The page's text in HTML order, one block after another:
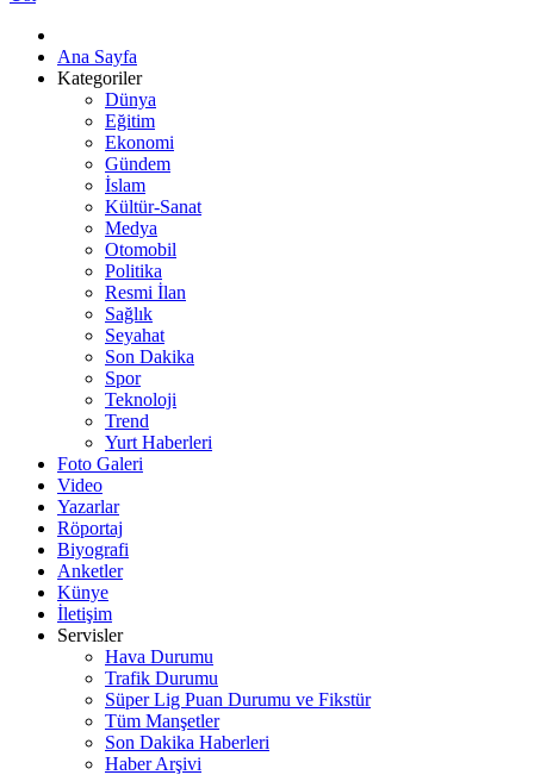
Ana Sayfa
Kategoriler
Dünya
Eğitim
Ekonomi
Gündem
İslam
Kültür-Sanat
Medya
Otomobil
Politika
Resmi İlan
Sağlık
Seyahat
Son Dakika
Spor
Teknoloji
Trend
Yurt Haberleri
Foto Galeri
Video
Yazarlar
Röportaj
Biyografi
Anketler
Künye
İletişim
Servisler
Hava Durumu
Trafik Durumu
Süper Lig Puan Durumu ve Fikstür
Tüm Manşetler
Son Dakika Haberleri
Haber Arşivi